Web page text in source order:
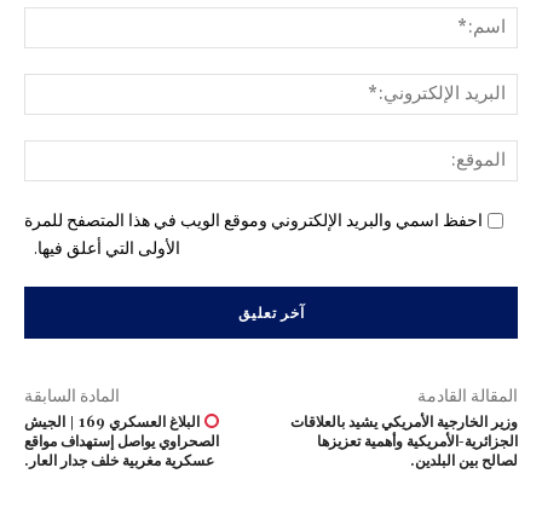
احفظ اسمي والبريد الإلكتروني وموقع الويب في هذا المتصفح للمرة
الأولى التي أعلق فيها.
المادة السابقة
البلاغ العسكري 169 | الجيش
الصحراوي يواصل إستهداف مواقع
عسكرية مغربية خلف جدار العار.
المقالة القادمة
وزير الخارجية الأمريكي يشيد بالعلاقات
الجزائرية-الأمريكية وأهمية تعزيزها
لصالح بين البلدين.